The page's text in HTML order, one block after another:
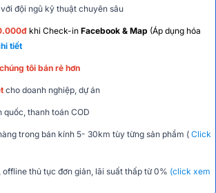
đội ngũ kỹ thuật chuyên sâu
khi Check-in Facebook & Map (Áp dụng hóa
tiết
tôi bán rẻ hơn
cho doanh nghiệp, dự án
quốc, thanh toán COD
trong bán kính 5- 30km tùy từng sản phẩm ( Click
offline thủ tục đơn giản, lãi suất thấp từ 0% (click xem